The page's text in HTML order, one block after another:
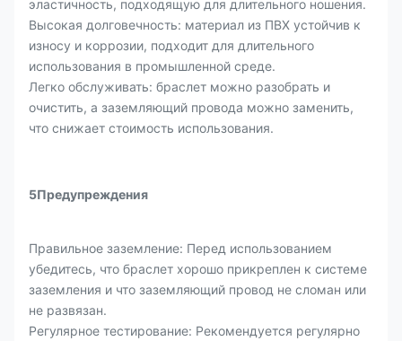
эластичность, подходящую для длительного ношения.
Высокая долговечность: материал из ПВХ устойчив к
износу и коррозии, подходит для длительного
использования в промышленной среде.
Легко обслуживать: браслет можно разобрать и
очистить, а заземляющий провода можно заменить,
что снижает стоимость использования.
5Предупреждения
Правильное заземление: Перед использованием
убедитесь, что браслет хорошо прикреплен к системе
заземления и что заземляющий провод не сломан или
не развязан.
Регулярное тестирование: Рекомендуется регулярно